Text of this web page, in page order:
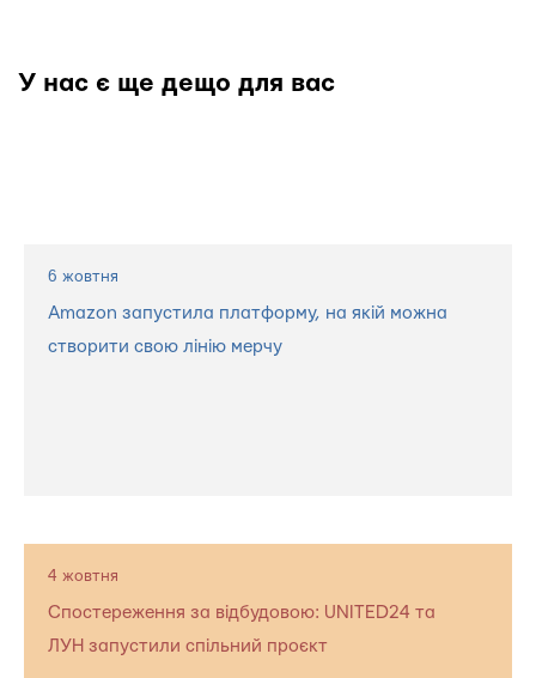
У нас є ще дещо для вас
6 жовтня
Amazon запустила платформу, на якій можна
створити свою лінію мерчу
4 жовтня
Спостереження за відбудовою: UNITED24 та
ЛУН запустили спільний проєкт